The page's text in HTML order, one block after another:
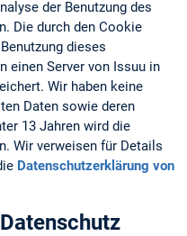
der Benutzung des
Die durch den Cookie
dieses
einen Server von Issuu in
Wir haben keine
Daten sowie deren
13 Jahren wird die
Wir verweisen für Details
Datenschutzerklärung von